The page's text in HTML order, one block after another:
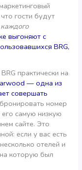
гости будут
каждого
выгоняют с
BRG,
практически на
— одна из
совершать
номер
самую низкую
сайте. Это
если у вас есть
отелей и
которую был